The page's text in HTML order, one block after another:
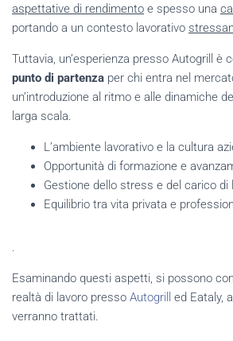
aspettative di rendimento e spesso una
portando a un contesto lavorativo
Tuttavia, un’esperienza presso Autogrill è
punto di partenza per chi entra nel
un’introduzione al ritmo e alle dinamiche
larga scala.
L’ambiente lavorativo e la cultura
Opportunità di formazione e
Gestione dello stress e del carico di
Equilibrio tra vita privata e
.
Esaminando questi aspetti, si possono
realtà di lavoro presso Autogrill ed Eataly,
verranno trattati.